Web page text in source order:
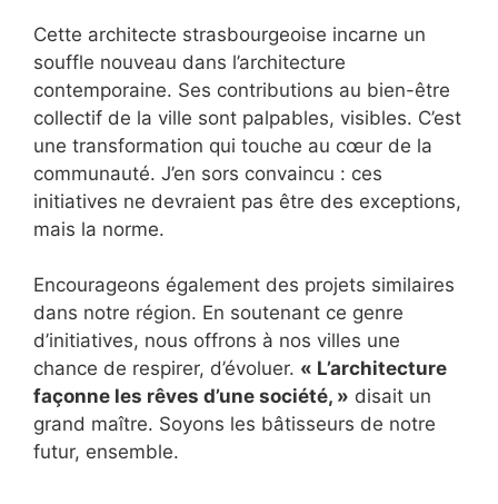
Cette architecte strasbourgeoise incarne un
souffle nouveau dans l’architecture
contemporaine. Ses contributions au bien-être
collectif de la ville sont palpables, visibles. C’est
une transformation qui touche au cœur de la
communauté. J’en sors convaincu : ces
initiatives ne devraient pas être des exceptions,
mais la norme.
Encourageons également des projets similaires
dans notre région. En soutenant ce genre
d’initiatives, nous offrons à nos villes une
chance de respirer, d’évoluer. « L’architecture
façonne les rêves d’une société, » disait un
grand maître. Soyons les bâtisseurs de notre
futur, ensemble.